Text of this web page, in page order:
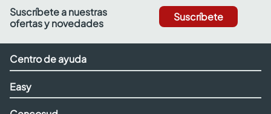
Suscríbete a nuestras
ofertas y novedades
Suscríbete
Centro de ayuda
Easy